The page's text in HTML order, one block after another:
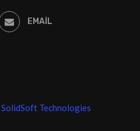
EMAIL
SolidSoft Technologies